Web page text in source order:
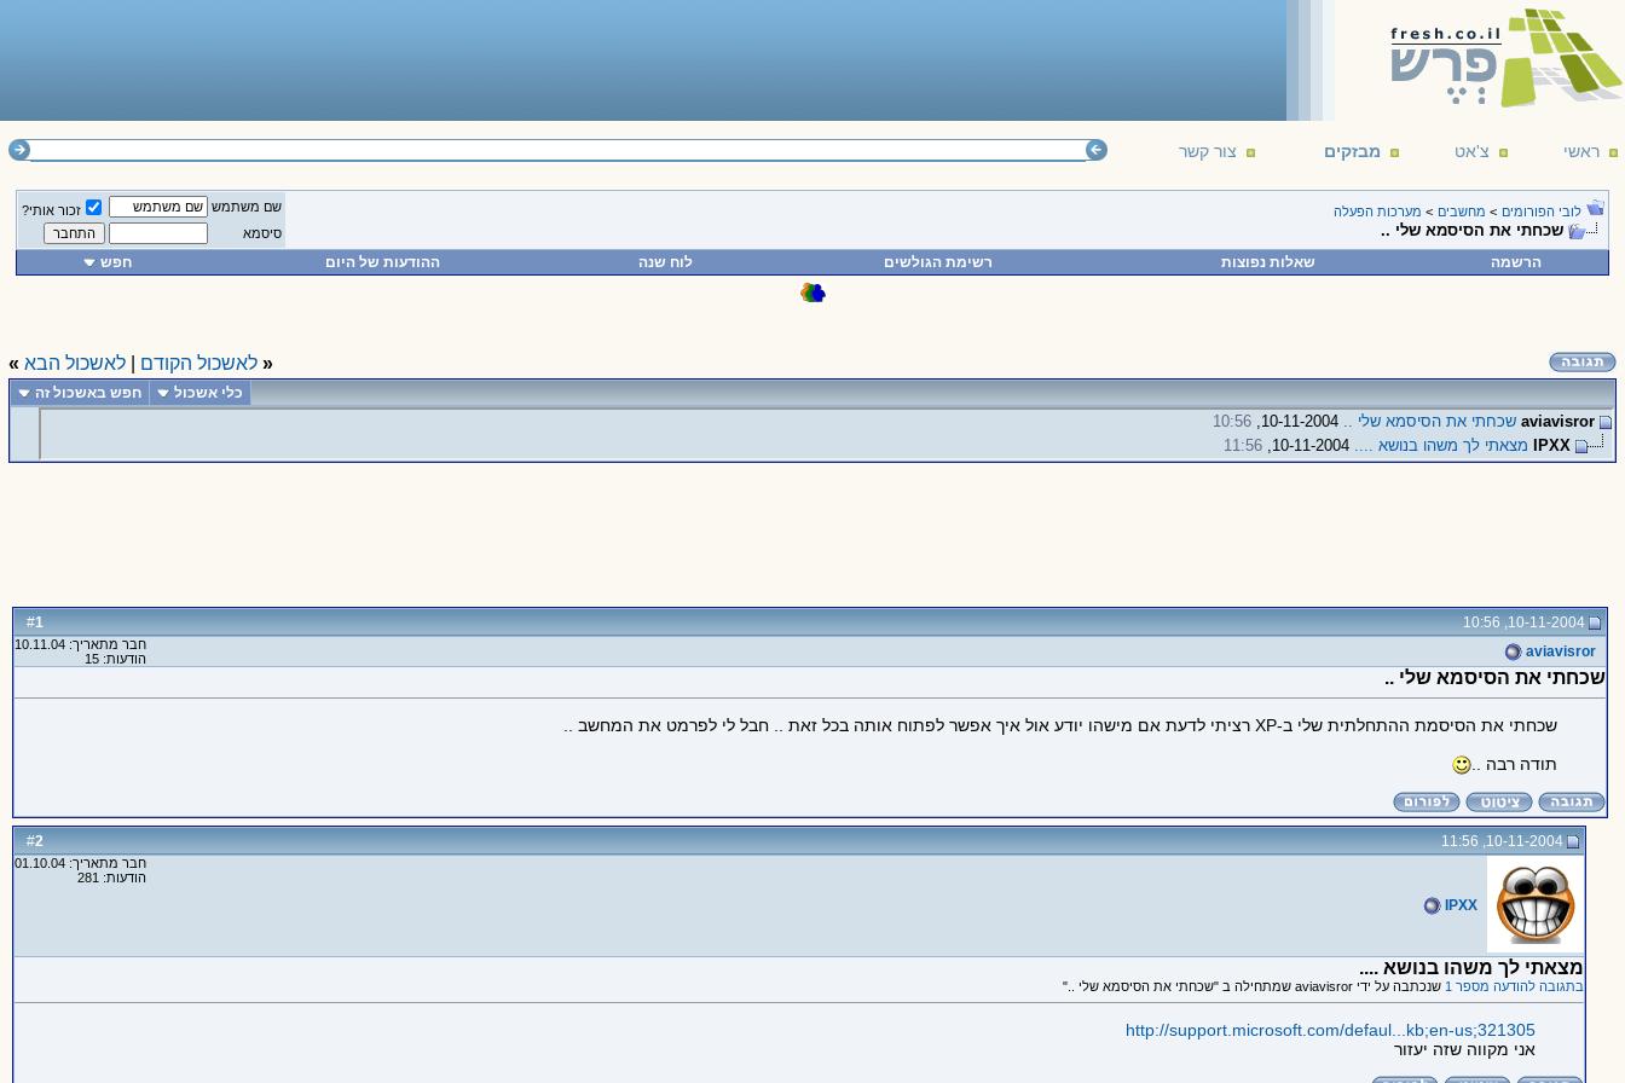
ראשי צ'אט מבזקים צור קשר
לובי הפורומים > מחשבים > מערכות הפעלה
שכחתי את הסיסמא שלי ..
שם משתמש
זכור אותי?
סיסמא
הרשמה שאלות נפוצות רשימת הגולשים לוח שנה ההודעות של היום חפש
« לאשכול הקודם לאשכול הבא »
כלי אשכול חפש באשכול זה
aviavisror שכחתי את הסיסמא שלי ..
10:56
IPXX
מצאתי לך משהו בנושא .... 11:56
#
1
10-11-2004, 10:56
aviavisror
חבר מתאריך: 10.11.04
הודעות: 15
שכחתי את הסיסמא שלי ..
שכחתי את הסיסמת ההתחלתית שלי ב-XP רציתי לדעת אם מישהו יודע אול איך אפשר לפתוח אותה בכל זאת .. חבל לי לפרמט את המחשב ..
תודה רבה ..
#
2 10-11-2004, 11:56
IPXX
חבר מתאריך: 01.10.04
הודעות: 281
מצאתי לך משהו בנושא ....
בתגובה להודעה מספר 1 שנכתבה על ידי aviavisror שמתחילה ב "שכחתי את הסיסמא שלי .."
http://support.microsoft.com/defaul...kb;en-us;321305
אני מקווה שזה יעזור